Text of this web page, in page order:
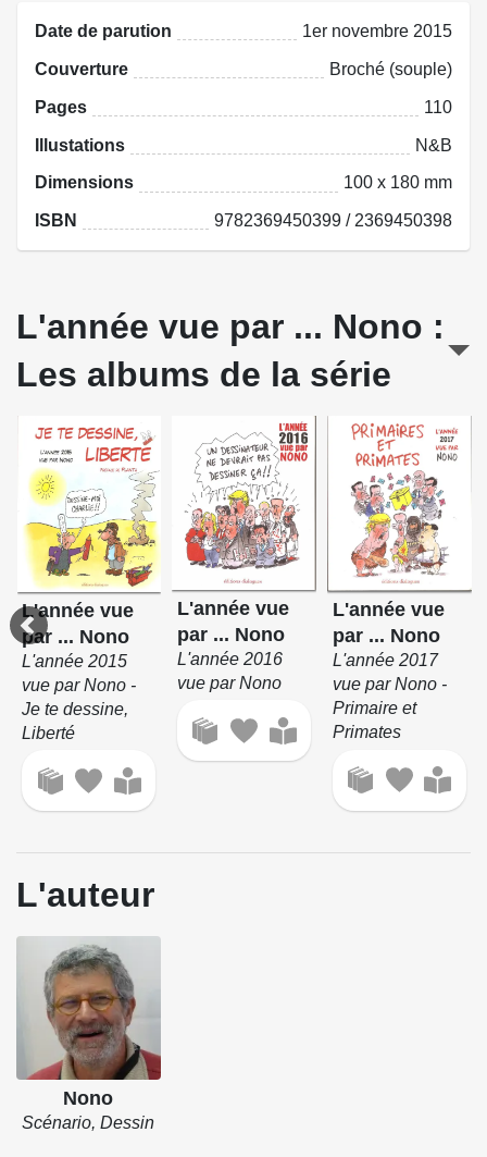
Date de parution 1er novembre 2015
Couverture Broché (souple)
Pages 110
Illustations N&B
Dimensions 100 x 180 mm
ISBN 9782369450399 / 2369450398
L'année vue par ... Nono :
Les albums de la série
L'année vue
par ... Nono
L'année 2015
vue par Nono -
Je te dessine,
Liberté
L'année vue
par ... Nono
L'année 2016
vue par Nono
L'année vue
par ... Nono
L'année 2017
vue par Nono -
Primaire et
Primates
L'auteur
Nono
Scénario, Dessin